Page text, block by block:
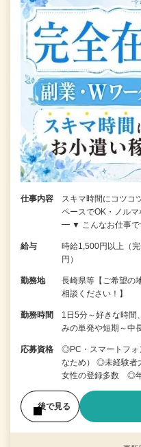
仕事内容
スキマ時間にコツコ
ペースでOK・
━ ▼ こんなお仕
給与
時給1,500円以上（
円）
勤務地
長崎県等【ご希望の
相談ください！】
勤務時間
1日5分～好きな時
みの単発や短期～中
応募資格
◎PC・スマートフォ
なため） ◎未経験者
女性の登録多数 ◎
後で見る